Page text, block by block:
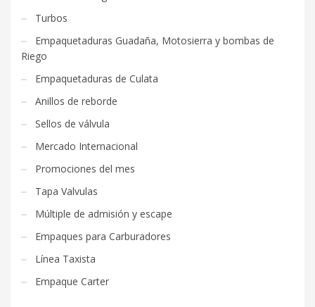
Turbos
Empaquetaduras Guadaña, Motosierra y bombas de
Riego
Empaquetaduras de Culata
Anillos de reborde
Sellos de válvula
Mercado Internacional
Promociones del mes
Tapa Valvulas
Múltiple de admisión y escape
Empaques para Carburadores
Línea Taxista
Empaque Carter